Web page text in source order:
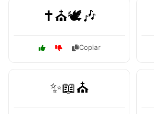
✝️⛪🕊️🎶
Copiar
✨📖⛪